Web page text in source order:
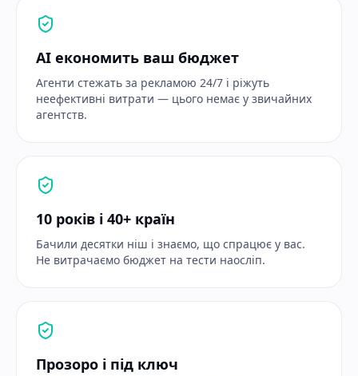
AI економить ваш бюджет
Агенти стежать за рекламою 24/7 і ріжуть
неефективні витрати — цього немає у звичайних
агентств.
10 років і 40+ країн
Бачили десятки ніш і знаємо, що спрацює у вас.
Не витрачаємо бюджет на тести наосліп.
Прозоро і під ключ